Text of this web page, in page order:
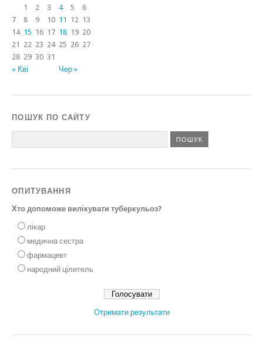
« Кві Чер »
1 2 3 4 5
6
7
8 9 10 11 12 13
14 15 16 17 18 19 20
21 22 23 24 25 26 27
28 29 30 31
ПОШУК ПО САЙТУ
ОПИТУВАННЯ
Хто допоможе вилікувати туберкульоз?
лікар
медична сестра
фармацевт
народний цілитель
Отримати результати